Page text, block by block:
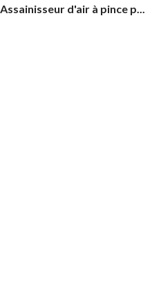
Assainisseur
Assainisseur d'air à pince p...